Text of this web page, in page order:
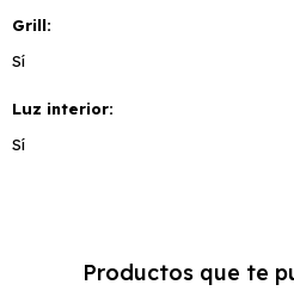
Grill
Sí
Luz interior
Sí
Productos que te